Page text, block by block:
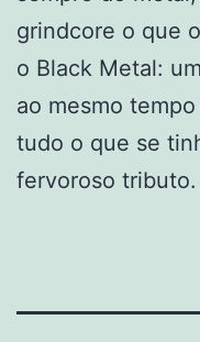
grindcore o que
o Black Metal:
ao mesmo
tudo o que se
fervoroso tributo.